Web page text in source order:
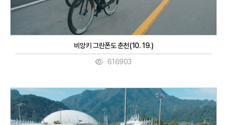
비앙키 그란폰도 춘천(10. 19.)
616903